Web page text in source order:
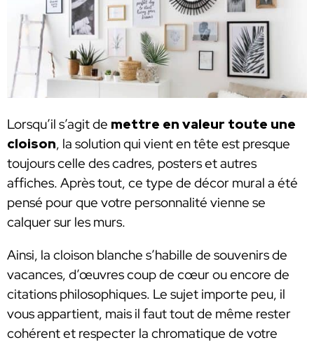
Lorsqu’il s’agit de mettre en valeur toute une
cloison, la solution qui vient en tête est presque
toujours celle des cadres, posters et autres
affiches. Après tout, ce type de décor mural a été
pensé pour que votre personnalité vienne se
calquer sur les murs.
Ainsi, la cloison blanche s’habille de souvenirs de
vacances, d’œuvres coup de cœur ou encore de
citations philosophiques. Le sujet importe peu, il
vous appartient, mais il faut tout de même rester
cohérent et respecter la chromatique de votre